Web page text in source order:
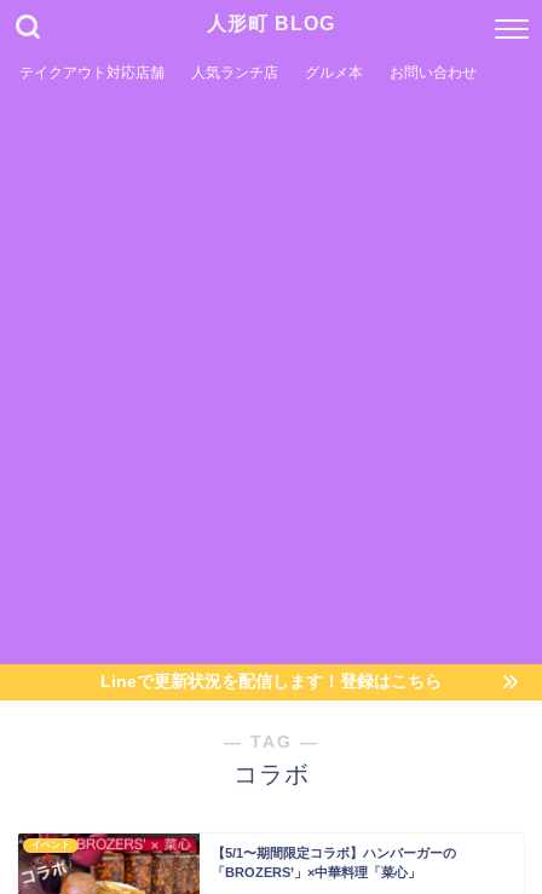
人形町 BLOG
テイクアウト対応店舗 人気ランチ店 グルメ本 お問い合わせ
Lineで更新状況を配信します！登録はこちら
― TAG ―
コラボ
イベント
【5/1〜期間限定コラボ】ハンバーガーの
「BROZERS’」×中華料理「菜心」